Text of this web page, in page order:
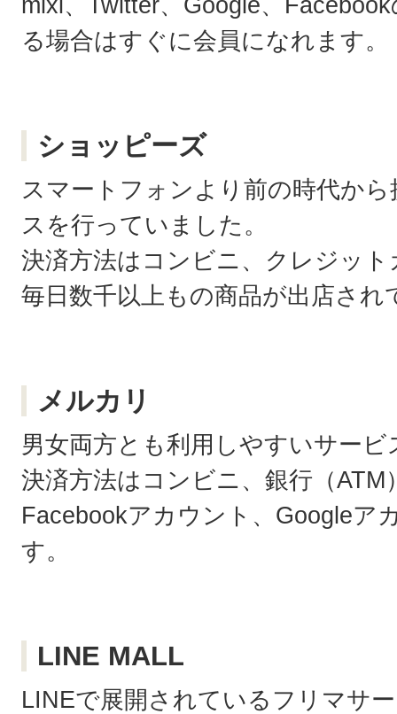
る場合はすぐに会員になれます。
ショッピーズ
スマートフォンより前の時代か
スを行っていました。
決済方法はコンビニ、クレジット
毎日数千以上もの商品が出店され
メルカリ
男女両方とも利用しやすいサービ
決済方法はコンビニ、銀行（ATM
Facebookアカウント、Googleア
す。
LINE MALL
LINEで展開されているフリマサ